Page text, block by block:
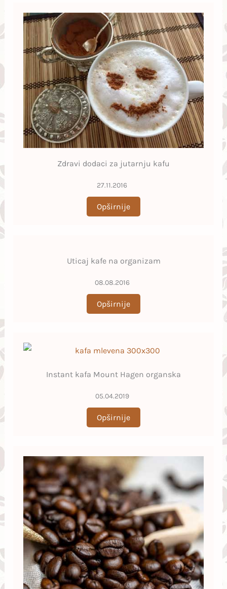
Zdravi dodaci za jutarnju kafu
27.11.2016
Opširnije
Uticaj kafe na organizam
08.08.2016
Opširnije
Instant kafa Mount Hagen organska
05.04.2019
Opširnije